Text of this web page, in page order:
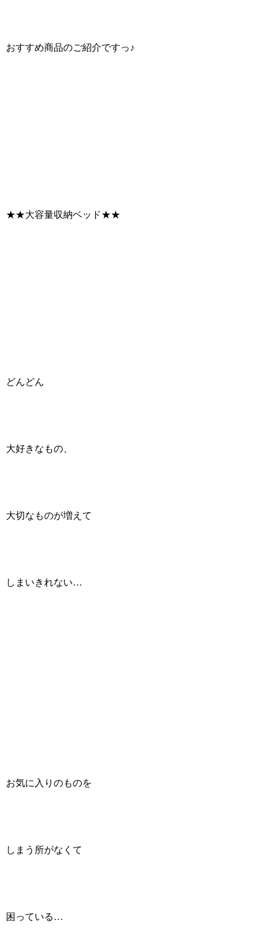
おすすめ商品のご紹介ですっ♪
★★大容量収納ベッド★★
どんどん
大好きなもの、
大切なものが増えて
しまいきれない…
お気に入りのものを
しまう所がなくて
困っている…